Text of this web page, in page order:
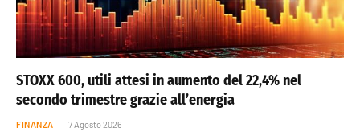
STOXX 600, utili attesi in aumento del 22,4% nel
secondo trimestre grazie all’energia
FINANZA 7 Agosto 2026